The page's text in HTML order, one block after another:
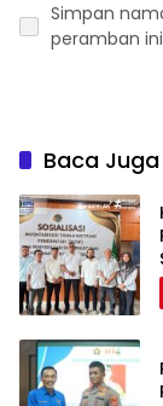
Simpan
peramban
Baca Juga